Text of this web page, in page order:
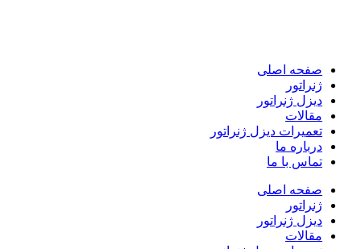
صفحه اصلی
ژنراتور
دیزل ژنراتور
مقالات
تعمیرات دیزل ژنراتور
درباره ما
تماس با ما
صفحه اصلی
ژنراتور
دیزل ژنراتور
مقالات